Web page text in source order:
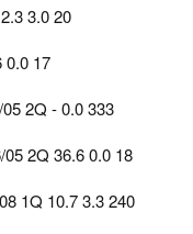
3.0 20
0.0 17
2Q - 0.0 333
2Q 36.6 0.0 18
1Q 10.7 3.3 240